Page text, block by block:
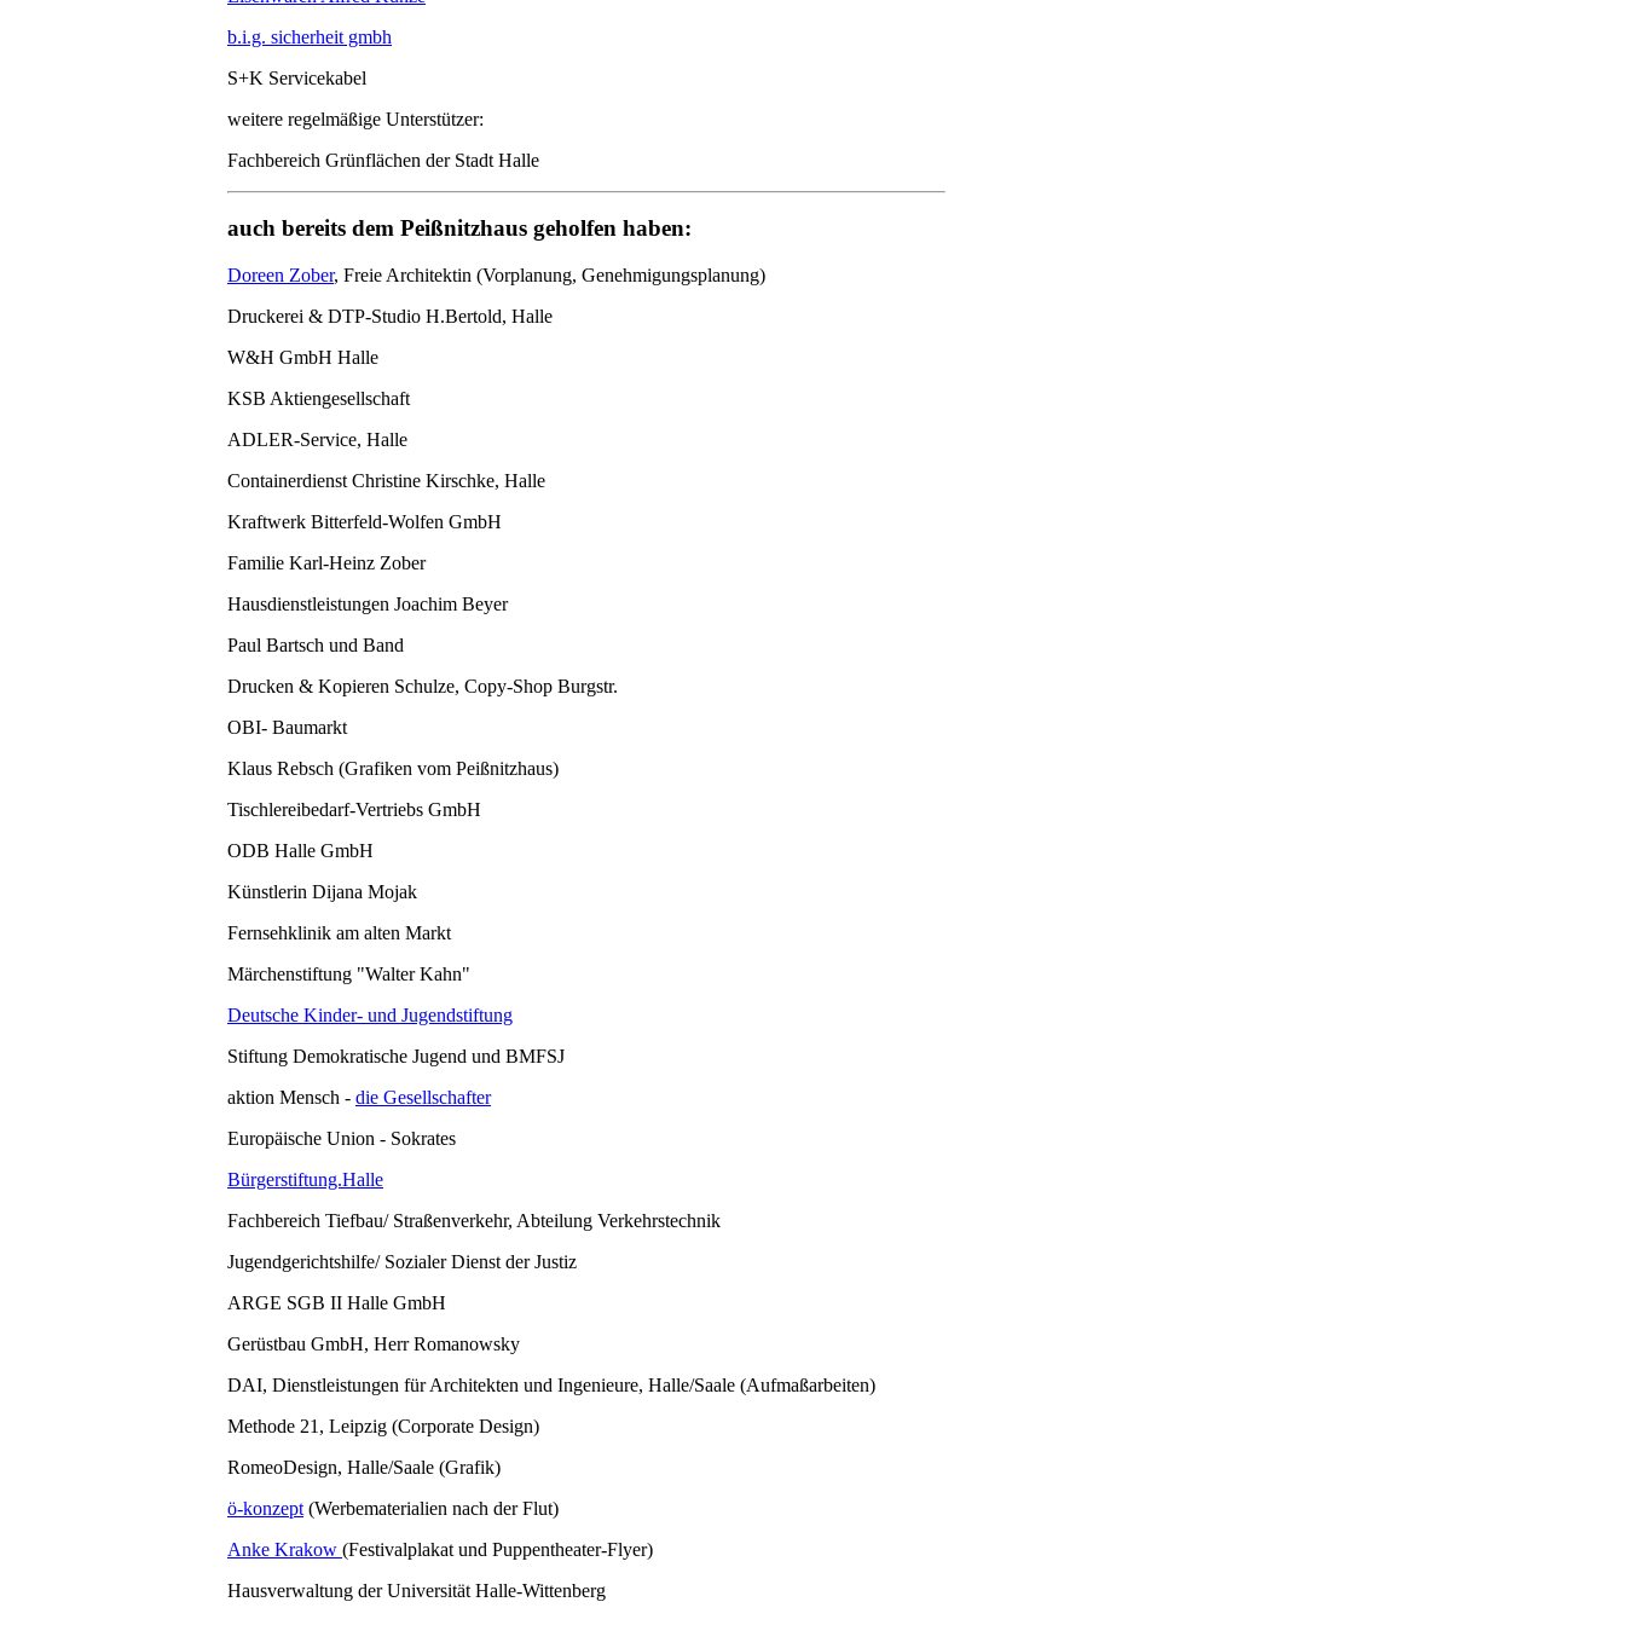
b.i.g. sicherheit gmbh
S+K Servicekabel
weitere regelmäßige Unterstützer:
Fachbereich Grünflächen der Stadt Halle
auch bereits dem Peißnitzhaus geholfen haben:
Doreen Zober, Freie Architektin (Vorplanung, Genehmigungsplanung)
Druckerei & DTP-Studio H.Bertold, Halle
W&H GmbH Halle
KSB Aktiengesellschaft
ADLER-Service, Halle
Containerdienst Christine Kirschke, Halle
Kraftwerk Bitterfeld-Wolfen GmbH
Familie Karl-Heinz Zober
Hausdienstleistungen Joachim Beyer
Paul Bartsch und Band
Drucken & Kopieren Schulze, Copy-Shop Burgstr.
OBI- Baumarkt
Klaus Rebsch (Grafiken vom Peißnitzhaus)
Tischlereibedarf-Vertriebs GmbH
ODB Halle GmbH
Künstlerin Dijana Mojak
Fernsehklinik am alten Markt
Märchenstiftung "Walter Kahn"
Deutsche Kinder- und Jugendstiftung
Stiftung Demokratische Jugend und BMFSJ
aktion Mensch - die Gesellschafter
Europäische Union - Sokrates
Bürgerstiftung.Halle
Fachbereich Tiefbau/ Straßenverkehr, Abteilung Verkehrstechnik
Jugendgerichtshilfe/ Sozialer Dienst der Justiz
ARGE SGB II Halle GmbH
Gerüstbau GmbH, Herr Romanowsky
DAI, Dienstleistungen für Architekten und Ingenieure, Halle/Saale (Aufmaßarbeiten)
Methode 21, Leipzig (Corporate Design)
RomeoDesign, Halle/Saale (Grafik)
ö-konzept (Werbematerialien nach der Flut)
Anke Krakow (Festivalplakat und Puppentheater-Flyer)
Hausverwaltung der Universität Halle-Wittenberg